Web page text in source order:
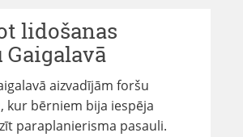
lidošanas
aizvadījām foršu
kur bērniem bija iespēja
paraplanierisma pasauli.